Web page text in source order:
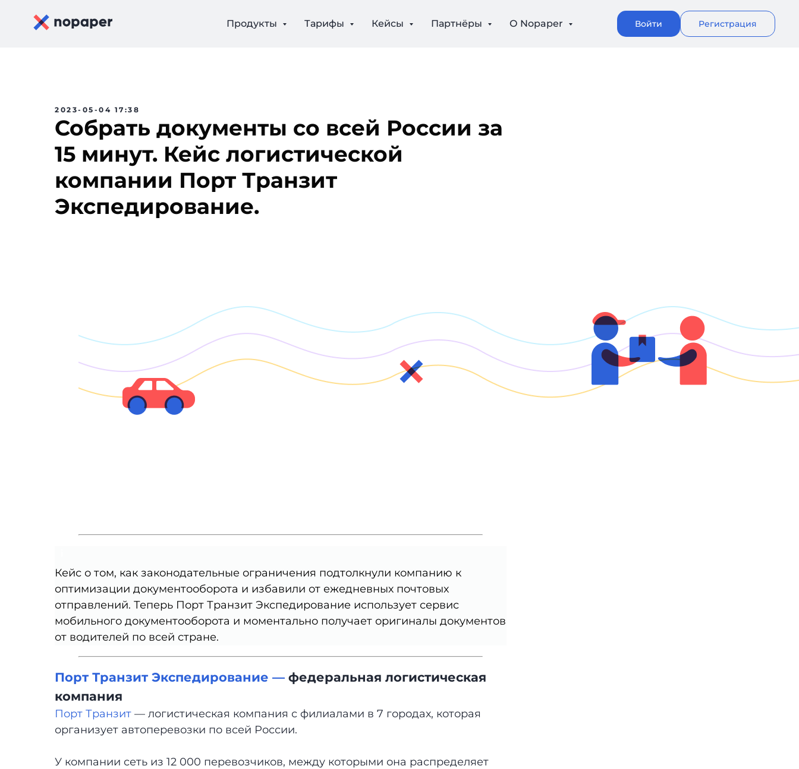
Продукты Тарифы Кейсы Партнёры О Nopaper Войти Регистрация
2023-05-04 17:38
Собрать документы со всей России за
15 минут. Кейс логистической
компании Порт Транзит
Экспедирование.
Кейс о том, как законодательные ограничения подтолкнули компанию к
оптимизации документооборота и избавили от ежедневных почтовых
отправлений. Теперь Порт Транзит Экспедирование использует сервис
мобильного документооборота и моментально получает оригиналы документов
от водителей по всей стране.
Порт Транзит Экспедирование — федеральная логистическая
компания
Порт Транзит — логистическая компания с филиалами в 7 городах, которая
организует автоперевозки по всей России.
У компании сеть из 12 000 перевозчиков, между которыми она распределяет